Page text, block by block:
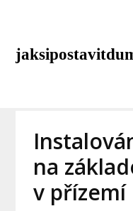
na
v přízemí